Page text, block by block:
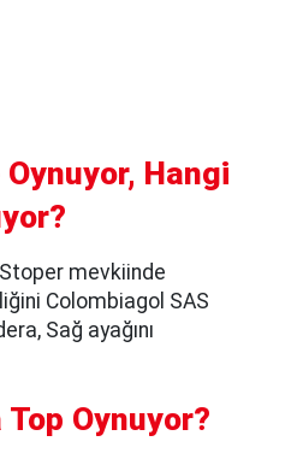
Hangi
mevkiinde
Colombiagol SAS
Sağ ayağını
Top Oynuyor?